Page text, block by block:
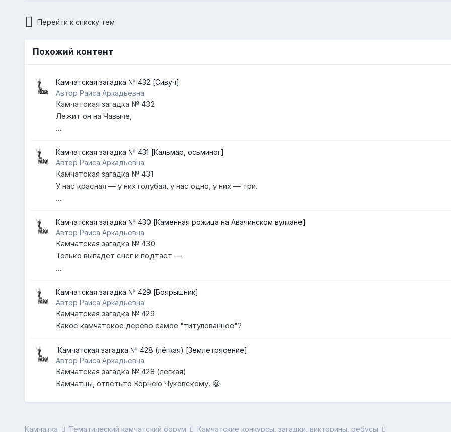
Перейти к списку тем
Похожий контент
Камчатская загадка № 432 [Сивуч]
Автор Раиса Аркадьевна
Камчатская загадка № 432
Лежит он на Чавыче,
...
Камчатская загадка № 431 [Кальмар, осьминог]
Автор Раиса Аркадьевна
Камчатская загадка № 431
У нас красная — у них голубая, у нас одно, у них — три.
...
Камчатская загадка № 430 [Каменная рожица на Авачинском вулкане]
Автор Раиса Аркадьевна
Камчатская загадка № 430
Только выпадет снег и подтает —
...
Камчатская загадка № 429 [Боярышник]
Автор Раиса Аркадьевна
Камчатская загадка № 429
Какое камчатское дерево самое "титулованное"?
​ Камчатская загадка № 428 (лёгкая) ​[Землетрясение]
Автор Раиса Аркадьевна
Камчатская загадка № 428 (лёгкая)
Камчатцы, ответьте Корнею Чуковскому. 😀
Камчатка Тематический камчатский форум Камчатские конкурсы, загадки, викторины, ребусы